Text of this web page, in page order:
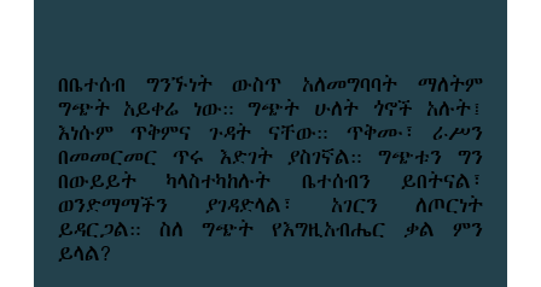
በቤተሰብ ግንኙነት ውስጥ አለመግባባት ማለትም
ግጭት አይቀሬ ነው። ግጭት ሁለት ጎኖች አሉት፤
እነሱም ጥቅምና ጉዳት ናቸው። ጥቅሙ፣ ራሥን
በመመርመር ጥሩ እድገት ያስገኛል። ግጭቱን ግን
በውይይት ካላስተካከሉት ቤተሰብን ይበትናል፣
ወንድማማችን ያገዳድላል፣ አገርን ለጦርነት
ይዳርጋል። ስለ ግጭት የእግዚአብሔር ቃል ምን
ይላል?